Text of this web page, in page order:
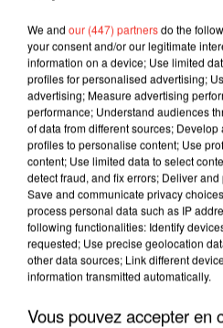
LES INTERVIEWS
FRANCE
We and our (447) partnersdo the
your consent and/or our legitimate
information on a device; Use limited
profiles for personalised advertising;
advertising; Measure advertising
performance; Understand audiences
of data from different sources;
profiles to personalise content; Use
content; Use limited data to select
detect fraud, and fix errors; Deliver
Save and communicate privacy
process personal data such as IP
following functionalities: Identify
requested; Use precise geolocation
other data sources; Link different
information transmitted automatically.
Vous pouvez accepter en